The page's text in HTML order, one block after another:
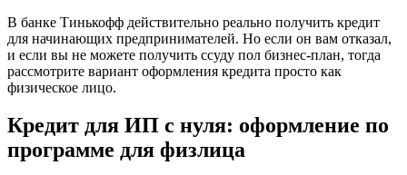
В банке Тинькофф действительно реально получить кредит
для начинающих предпринимателей. Но если он вам отказал,
и если вы не можете получить ссуду пол бизнес-план, тогда
рассмотрите вариант оформления кредита просто как
физическое лицо.
Кредит для ИП с нуля: оформление по
программе для физлица